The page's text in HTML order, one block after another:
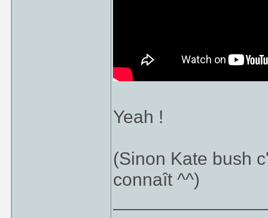
Yeah !
(Sinon Kate bush
connaît ^^)